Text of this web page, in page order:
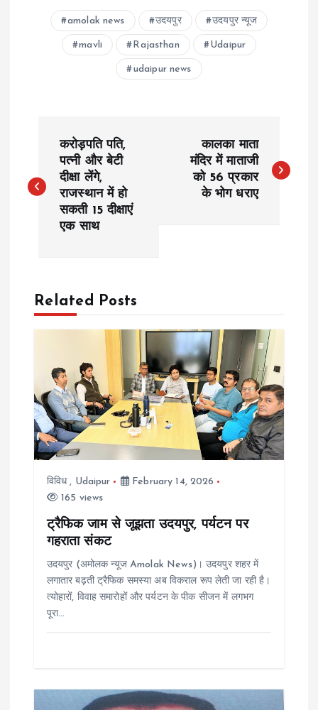
amolak news उदयपुर उदयपुर न्यूज
mavli Rajasthan Udaipur
udaipur news
s
a
g
a
करोड़पति पति,
पत्नी और बेटी
दीक्षा लेंगे,
राजस्थान में हो
सकती 15 दीक्षाएं
एक साथ
कालका माता
मंदिर में माताजी
को 56 प्रकार
के भोग धराए
Related Posts
विविध, Udaipur
February 14, 2026
165 views
ट्रैफिक जाम से जूझता उदयपुर, पर्यटन पर
गहराता संकट
उदयपुर (अमोलक न्यूज Amolak News)। उदयपुर शहर में
लगातार बढ़ती ट्रैफिक समस्या अब विकराल रूप लेती जा रही है।
त्योहारों, विवाह समारोहों और पर्यटन के पीक सीजन में लगभग
पूरा…